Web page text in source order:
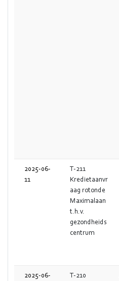
2025-06-
11
T-211
Kredietaanvr
aag rotonde
Maximalaan
t.h.v.
gezondheids
centrum
2025-06-
T-210